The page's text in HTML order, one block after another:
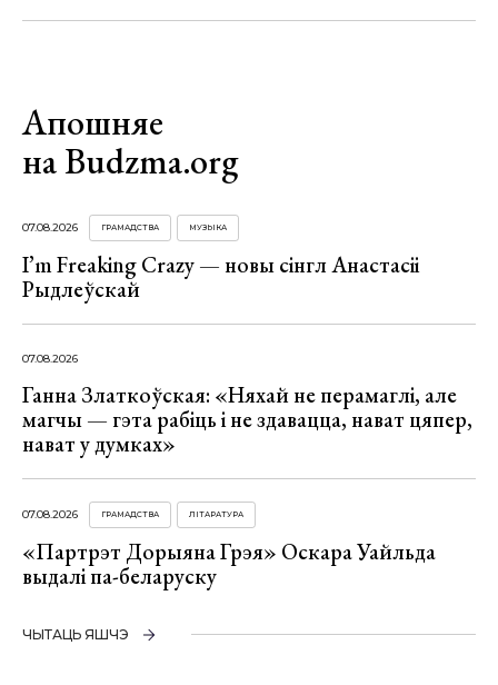
Апошняе
на Budzma.org
07.08.2026 ГРАМАДСТВА МУЗЫКА
I’m Freaking Crazy — новы сінгл Анастасіі
Рыдлеўскай
07.08.2026
Ганна Златкоўская: «Няхай не перамаглі, але
магчы — гэта рабіць і не здавацца, нават цяпер,
нават у думках»
07.08.2026 ГРАМАДСТВА ЛІТАРАТУРА
«Партрэт Дорыяна Грэя» Оскара Уайльда
выдалі па-беларуску
ЧЫТАЦЬ ЯШЧЭ